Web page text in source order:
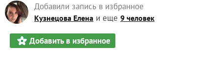
Добавили запись в избранное
Кузнецова Елена и еще 9 человек
Добавить в избранное